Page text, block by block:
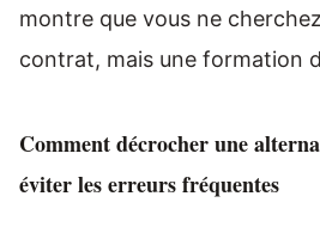
montre que vous ne
contrat, mais une formation
Comment décrocher une
éviter les erreurs fréquentes